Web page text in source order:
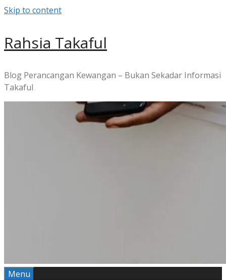
Skip to content
Rahsia Takaful
Blog Perancangan Kewangan – Bukan Sekadar Informasi
Takaful
Menu